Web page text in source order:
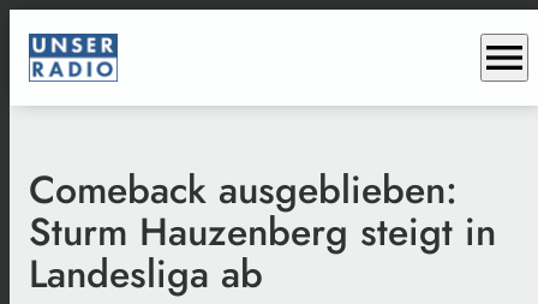
menu
Comeback ausgeblieben:
Sturm Hauzenberg steigt in
Landesliga ab